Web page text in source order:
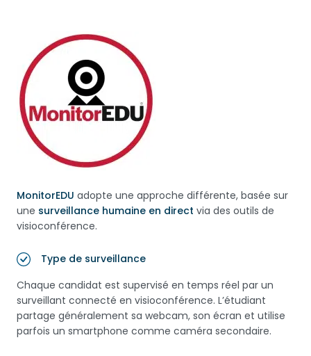
MonitorEDU adopte une approche différente, basée sur
une surveillance humaine en direct via des outils de
visioconférence.
Type de surveillance
Chaque candidat est supervisé en temps réel par un
surveillant connecté en visioconférence. L’étudiant
partage généralement sa webcam, son écran et utilise
parfois un smartphone comme caméra secondaire.